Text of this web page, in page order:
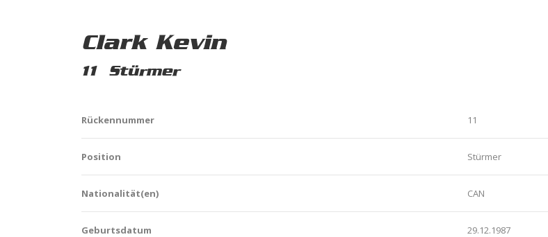
Clark Kevin
11 Stürmer
Rückennummer 11
Position Stürmer
Nationalität(en) CAN
Geburtsdatum 29.12.1987